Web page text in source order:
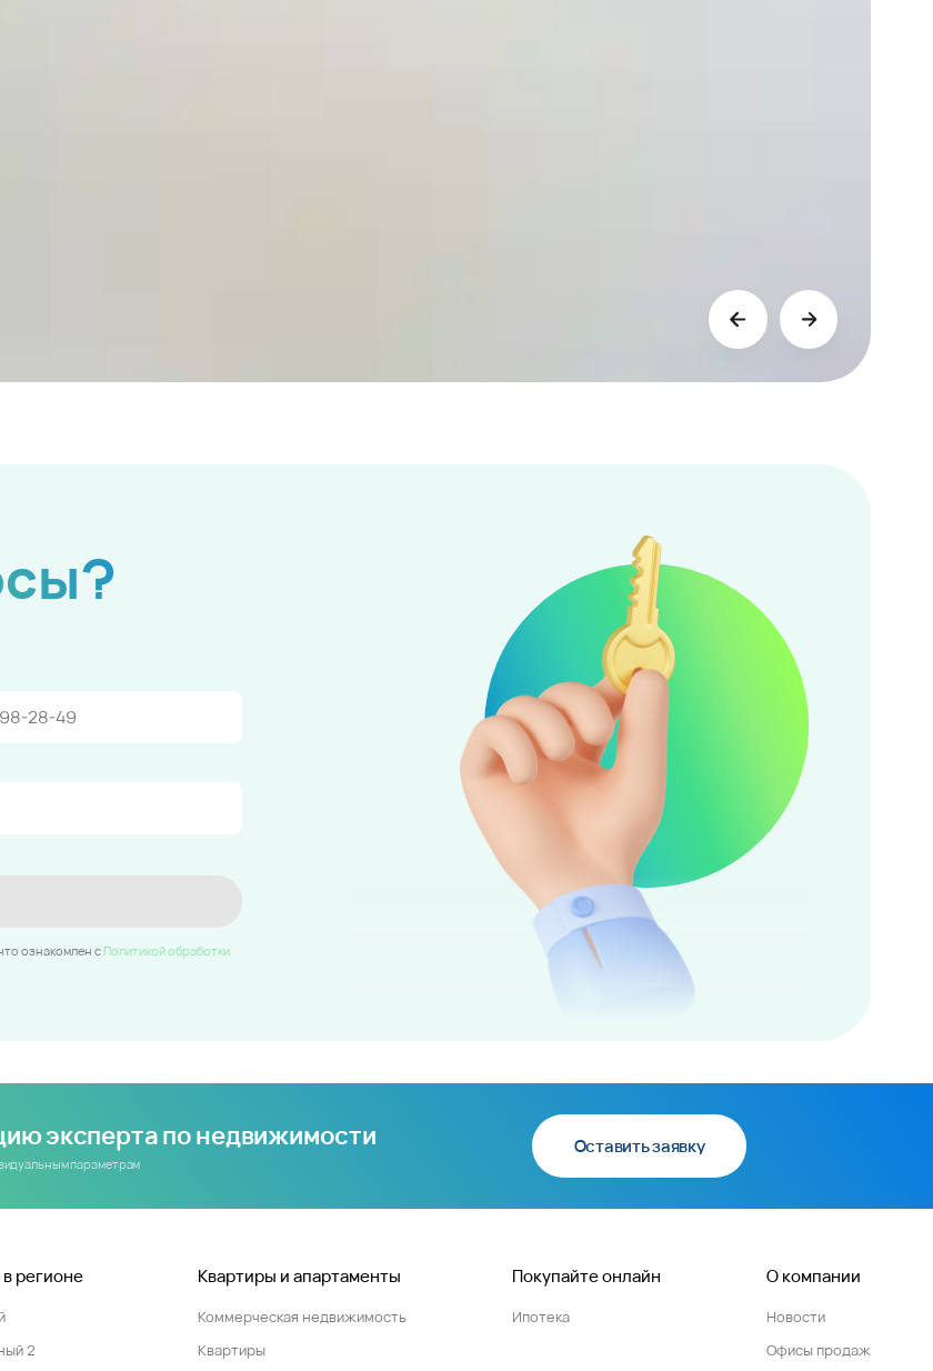
ознакомлен cПолитикой обработки
эксперта по недвижимости
параметрам
Оставить заявку
регионе
2
Квартиры и апартаменты
Коммерческая недвижимость
Квартиры
Покупайте онлайн
Ипотека
О компании
Новости
Офисы продаж